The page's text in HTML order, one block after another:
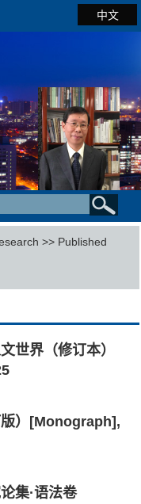
中文
>> Published
世界（修订本）
）[Monograph],
集·语法卷